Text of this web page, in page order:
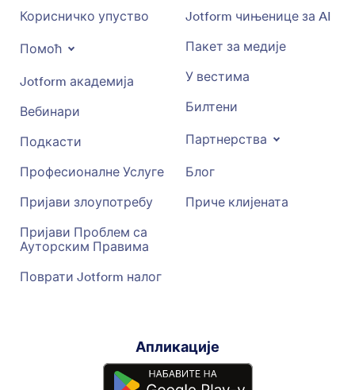
Корисничко упуство
Помоћ
Jotform академија
Вебинари
Подкасти
Професионалне Услуге
Пријави злоупотребу
Пријави Проблем са
Ауторским Правима
Поврати Jotform налог
Jotform чињенице за AI
Пакет за медије
У вестима
Билтени
Партнерства
Блог
Приче клијената
Апликације